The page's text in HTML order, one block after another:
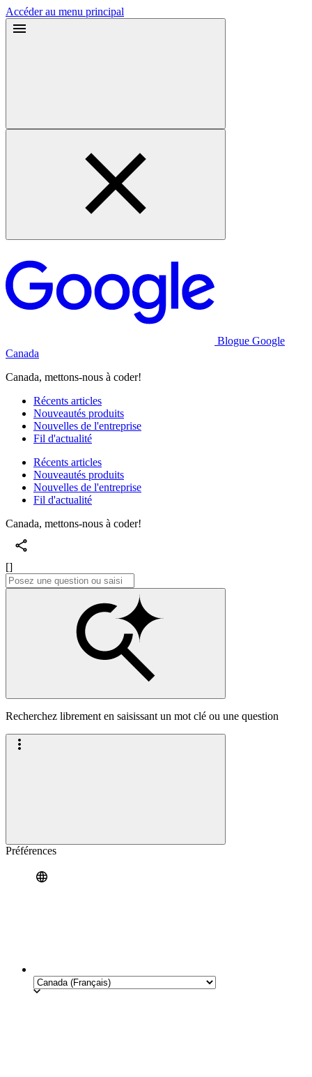
Accéder au menu principal
Blogue Google
Canada
Canada, mettons-nous à coder!
Récents articles
Nouveautés produits
Nouvelles de l'entreprise
Fil d'actualité
Récents articles
Nouveautés produits
Nouvelles de l'entreprise
Fil d'actualité
Canada, mettons-nous à coder!
[]
Recherchez librement en saisissant un mot clé ou une question
Préférences